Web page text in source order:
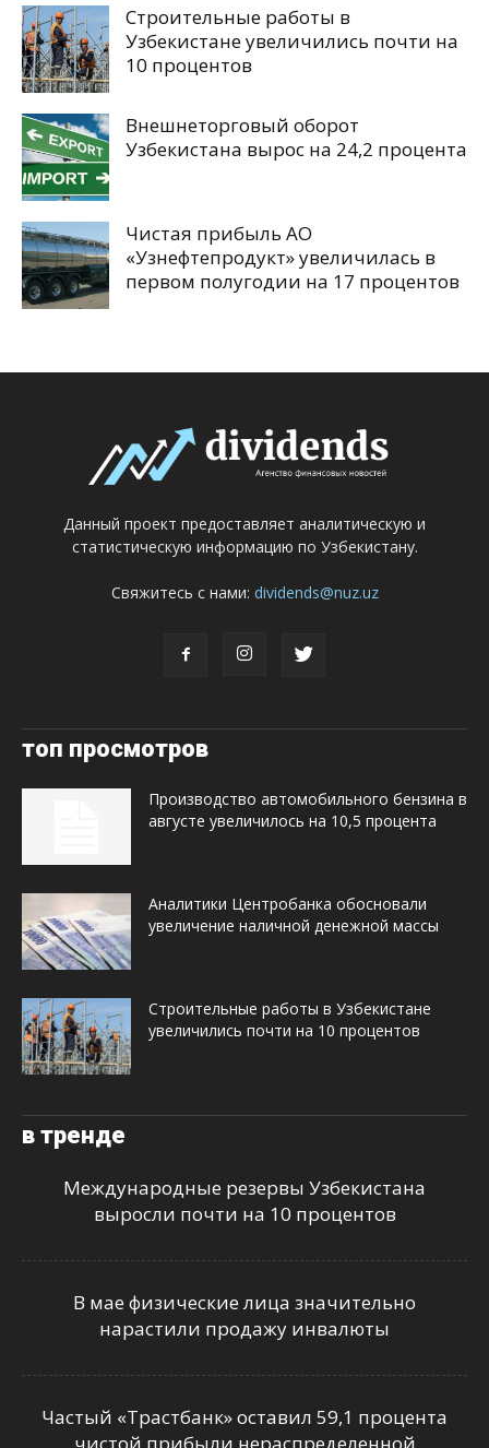
Строительные работы в
Узбекистане увеличились почти на
10 процентов
Внешнеторговый оборот
Узбекистана вырос на 24,2 процента
Чистая прибыль АО
«Узнефтепродукт» увеличилась в
первом полугодии на 17 процентов
Данный проект предоставляет аналитическую и
статистическую информацию по Узбекистану.
Свяжитесь с нами: dividends@nuz.uz
топ просмотров
Производство автомобильного бензина в
августе увеличилось на 10,5 процента
Аналитики Центробанка обосновали
увеличение наличной денежной массы
Строительные работы в Узбекистане
увеличились почти на 10 процентов
в тренде
Международные резервы Узбекистана
выросли почти на 10 процентов
В мае физические лица значительно
нарастили продажу инвалюты
Частый «Трастбанк» оставил 59,1 процента